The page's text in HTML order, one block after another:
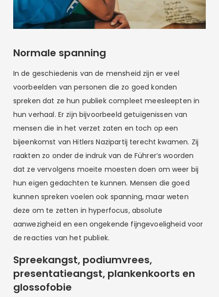
Normale spanning
In de geschiedenis van de mensheid zijn er veel
voorbeelden van personen die zo goed konden
spreken dat ze hun publiek compleet meesleepten in
hun verhaal. Er zijn bijvoorbeeld getuigenissen van
mensen die in het verzet zaten en toch op een
bijeenkomst van Hitlers Nazipartij terecht kwamen. Zij
raakten zo onder de indruk van de Führer’s woorden
dat ze vervolgens moeite moesten doen om weer bij
hun eigen gedachten te kunnen. Mensen die goed
kunnen spreken voelen ook spanning, maar weten
deze om te zetten in hyperfocus, absolute
aanwezigheid en een ongekende fijngevoeligheid voor
de reacties van het publiek.
Spreekangst, podiumvrees,
presentatieangst, plankenkoorts en
glossofobie